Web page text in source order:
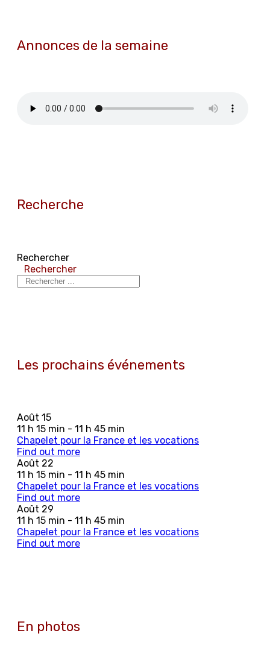
Annonces de la semaine
Recherche
Rechercher
Rechercher
Les prochains événements
Août 15
11 h 15 min - 11 h 45 min
Chapelet pour la France et les vocations
Find out more
Août 22
11 h 15 min - 11 h 45 min
Chapelet pour la France et les vocations
Find out more
Août 29
11 h 15 min - 11 h 45 min
Chapelet pour la France et les vocations
Find out more
En photos